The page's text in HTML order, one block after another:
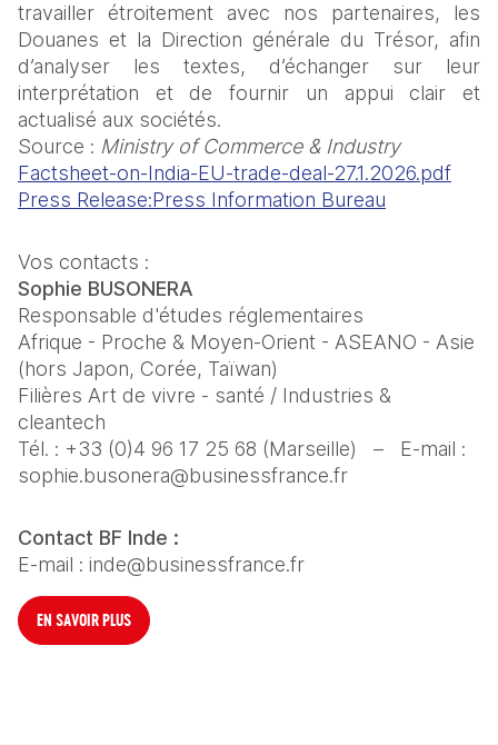
travailler étroitement avec nos partenaires, les
Douanes et la Direction générale du Trésor, afin
d’analyser les textes, d’échanger sur leur
interprétation et de fournir un appui clair et
actualisé aux sociétés.
Source : Ministry of Commerce & Industry
Factsheet-on-India-EU-trade-deal-27.1.2026.pdf
Press Release:Press Information Bureau
Vos contacts :
Sophie BUSONERA
Responsable d'études réglementaires
Afrique - Proche & Moyen-Orient - ASEANO - Asie
(hors Japon, Corée, Taïwan)
Filières Art de vivre - santé / Industries &
cleantech
Tél. : +33 (0)4 96 17 25 68 (Marseille)   –   E-mail :
sophie.busonera@businessfrance.fr
Contact BF Inde :
E-mail : inde@businessfrance.fr
EN SAVOIR PLUS